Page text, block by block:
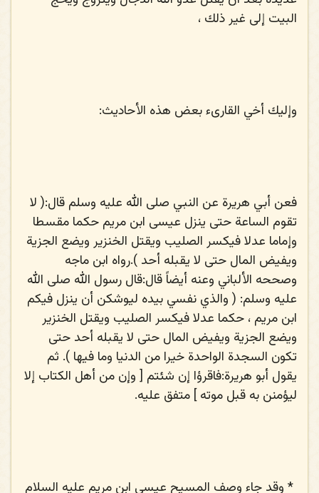
البيت إلى غير ذلك ،
وإليك أخي القارىء بعض هذه الأحاديث:
فعن أبي هريرة عن النبي صلى الله عليه وسلم قال:( لا
تقوم الساعة حتى ينزل عيسى ابن مريم حكما مقسطا
وإماما عدلا فيكسر الصليب ويقتل الخنزير ويضع الجزية
ويفيض المال حتى لا يقبله أحد ).رواه ابن ماجه
وصححه الألباني وعنه أيضاً قال:قال رسول الله صلى الله
عليه وسلم: ( والذي نفسي بيده ليوشكن أن ينزل فيكم
ابن مريم ، حكما عدلا فيكسر الصليب ويقتل الخنزير
ويضع الجزية ويفيض المال حتى لا يقبله أحد حتى
تكون السجدة الواحدة خيرا من الدنيا وما فيها ). ثم
يقول أبو هريرة:فاقرؤا إن شئتم [ وإن من أهل الكتاب إلا
ليؤمنن به قبل موته ] متفق عليه.
* وقد جاء وصف المسيح عيسى ابن مريم عليه السلام